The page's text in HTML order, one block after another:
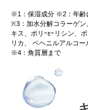
※1：保湿成分 ※2：年齢
※3：加水分解コラーゲン
キス、ポリｰεｰリシン、
リカ、 ベヘニルアルコー
※4：角質層まで